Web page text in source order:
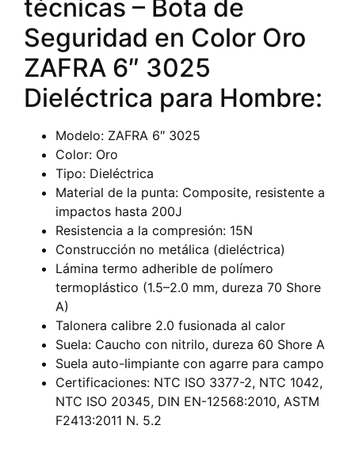
técnicas – Bota de
Seguridad en Color Oro
ZAFRA 6″ 3025
Dieléctrica para Hombre:
Modelo: ZAFRA 6″ 3025
Color: Oro
Tipo: Dieléctrica
Material de la punta: Composite, resistente a
impactos hasta 200J
Resistencia a la compresión: 15N
Construcción no metálica (dieléctrica)
Lámina termo adherible de polímero
termoplástico (1.5–2.0 mm, dureza 70 Shore
A)
Talonera calibre 2.0 fusionada al calor
Suela: Caucho con nitrilo, dureza 60 Shore A
Suela auto-limpiante con agarre para campo
Certificaciones: NTC ISO 3377-2, NTC 1042,
NTC ISO 20345, DIN EN-12568:2010, ASTM
F2413:2011 N. 5.2